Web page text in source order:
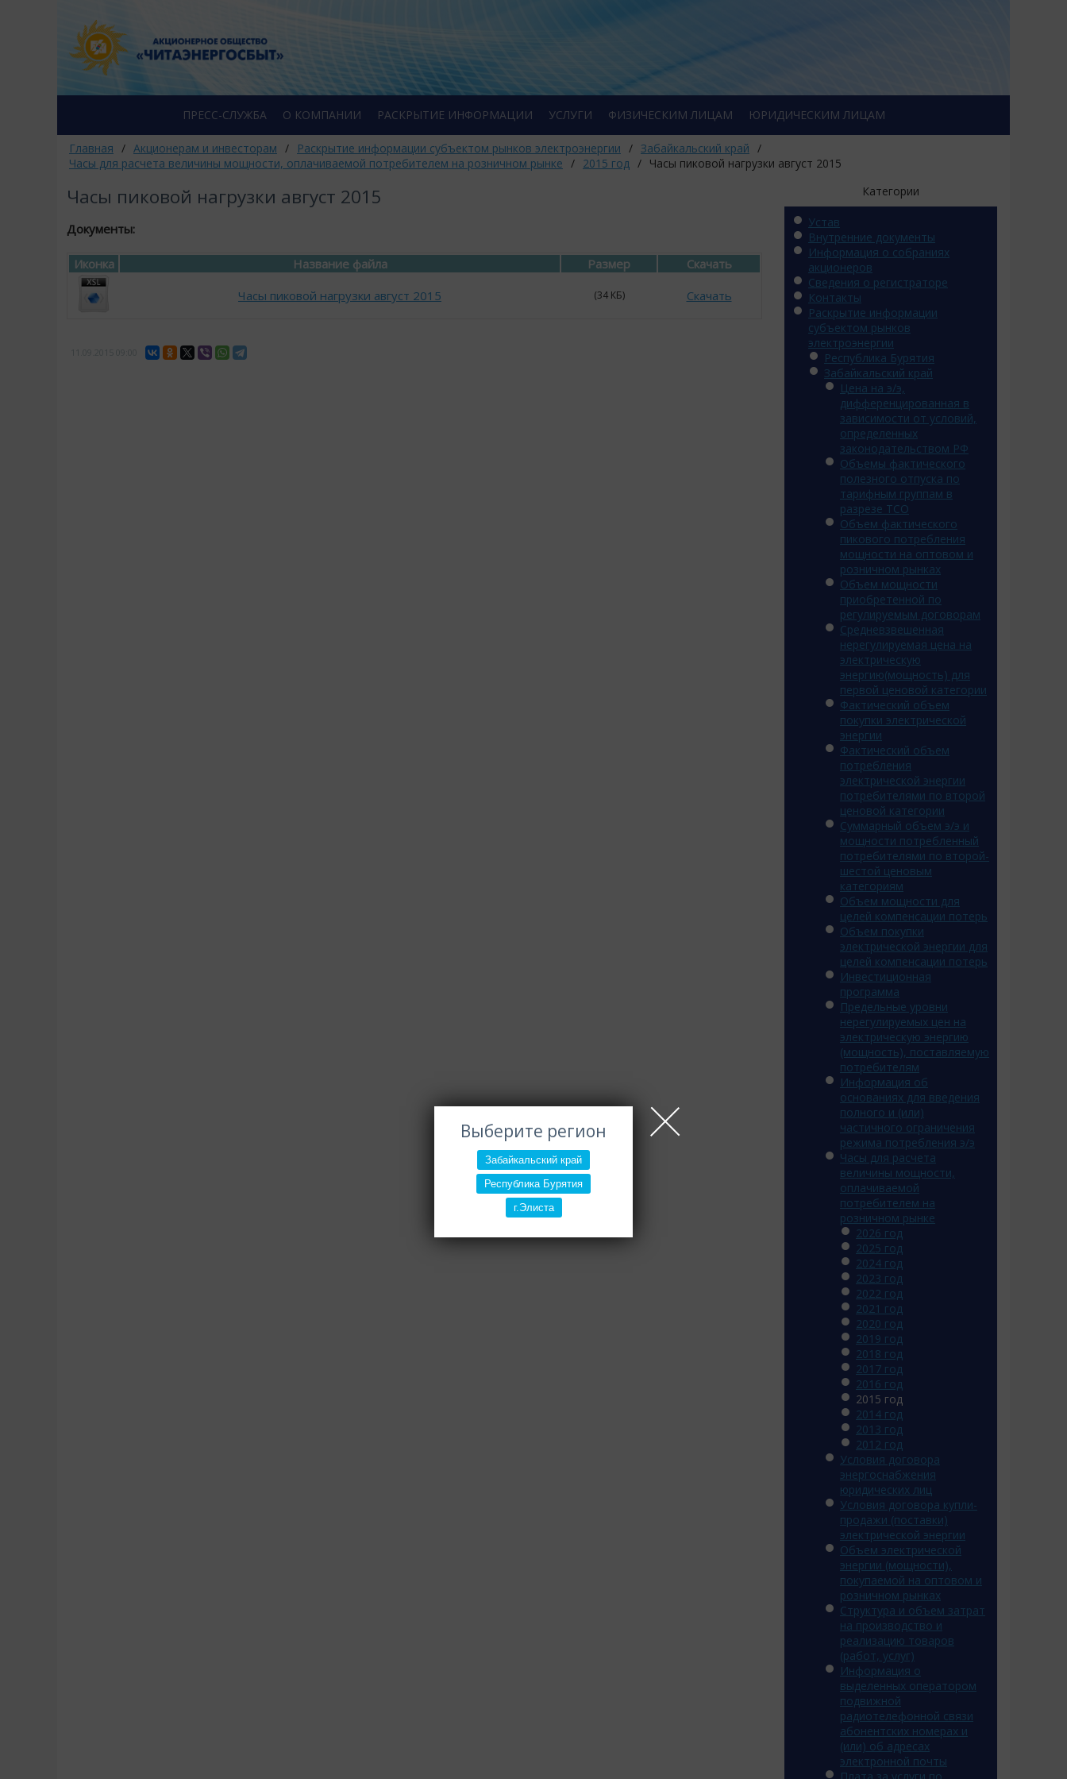
Выберите регион
Забайкальский край
Республика Бурятия
г.Элиста
ПРЕСС-СЛУЖБА О КОМПАНИИ РАСКРЫТИЕ ИНФОРМАЦИИ УСЛУГИ ФИЗИЧЕСКИМ ЛИЦАМ ЮРИДИЧЕСКИМ ЛИЦАМ
Главная / Акционерам и инвесторам / Раскрытие информации субъектом рынков электроэнергии / Забайкальский край /
Часы для расчета величины мощности, оплачиваемой потребителем на розничном рынке / 2015 год / Часы пиковой нагрузки август 2015
Часы пиковой нагрузки август 2015
Документы:
Иконка Название файла Размер
Скачать
Часы пиковой нагрузки август 2015
(34 КБ) Скачать
Категории
Устав
Внутренние документы
Информация о собраниях
акционеров
Сведения о регистраторе
Контакты
Раскрытие информации
субъектом рынков
электроэнергии
Республика Бурятия
Забайкальский край
Цена на э/э,
дифференцированная в
зависимости от условий,
определенных
законодательством РФ
Объемы фактического
полезного отпуска по
тарифным группам в
разрезе ТСО
Объем фактического
пикового потребления
мощности на оптовом и
розничном рынках
Объем мощности
приобретенной по
регулируемым договорам
Средневзвешенная
нерегулируемая цена на
электрическую
энергию(мощность) для
первой ценовой категории
Фактический объем
покупки электрической
энергии
Фактический объем
потребления
электрической энергии
потребителями по второй
ценовой категории
Суммарный объем э/э и
мощности потребленный
потребителями по второй-
шестой ценовым
категориям
Объем мощности для
целей компенсации потерь
Объем покупки
электрической энергии для
целей компенсации потерь
Инвестиционная
программа
Предельные уровни
нерегулируемых цен на
электрическую энергию
(мощность), поставляемую
потребителям
Информация об
основаниях для введения
полного и (или)
частичного ограничения
режима потребления э/э
Часы для расчета
величины мощности,
оплачиваемой
потребителем на
розничном рынке
2026 год
2025 год
2024 год
2023 год
2022 год
2021 год
2020 год
2019 год
2018 год
2017 год
2016 год
2015 год
2014 год
2013 год
2012 год
Условия договора
энергоснабжения
юридических лиц
Условия договора купли-
продажи (поставки)
электрической энергии
Объем электрической
энергии (мощности),
покупаемой на оптовом и
розничном рынках
Структура и объем затрат
на производство и
реализацию товаров
(работ, услуг)
Информация о
выделенных оператором
подвижной
радиотелефонной связи
абонентских номерах и
(или) об адресах
электронной почты